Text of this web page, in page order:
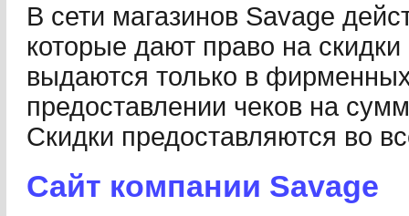
В сети магазинов Savage
которые дают право на
выдаются только в
предоставлении чеков на
Скидки предоставляются во
Сайт компании Savage